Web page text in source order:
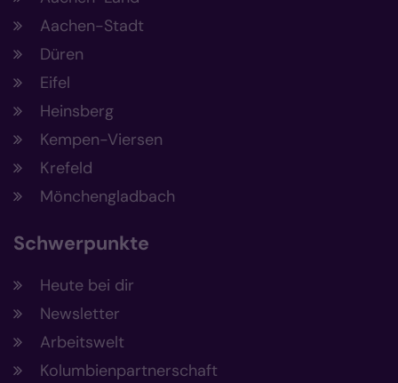
Aachen-Stadt
Düren
Eifel
Heinsberg
Kempen-Viersen
Krefeld
Mönchengladbach
Schwerpunkte
Heute bei dir
Newsletter
Arbeitswelt
Kolumbienpartnerschaft